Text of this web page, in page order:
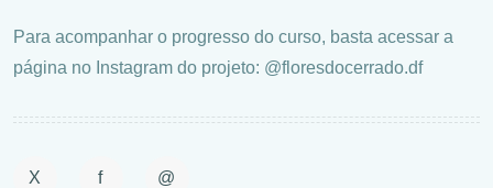
Para acompanhar o progresso do curso, basta acessar a
página no Instagram do projeto: @floresdocerrado.df
X f @